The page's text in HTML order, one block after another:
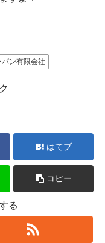
ン有限会社
はてブ
コピー
る